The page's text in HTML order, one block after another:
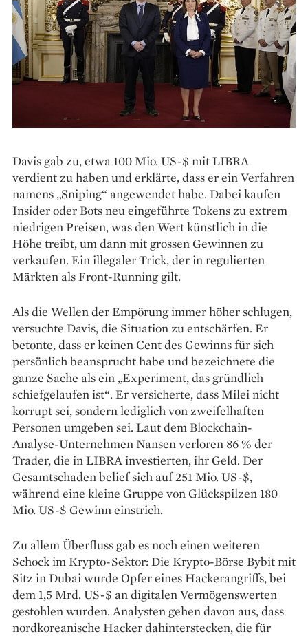
Davis gab zu, etwa 100 Mio. US-$ mit LIBRA
verdient zu haben und erklärte, dass er ein Verfahren
namens „Sniping“ angewendet habe. Dabei kaufen
Insider oder Bots neu eingeführte Tokens zu extrem
niedrigen Preisen, was den Wert künstlich in die
Höhe treibt, um dann mit grossen Gewinnen zu
verkaufen. Ein illegaler Trick, der in regulierten
Märkten als Front-Running gilt.
Als die Wellen der Empörung immer höher schlugen,
versuchte Davis, die Situation zu entschärfen. Er
betonte, dass er keinen Cent des Gewinns für sich
persönlich beansprucht habe und bezeichnete die
ganze Sache als ein „Experiment, das gründlich
schiefgelaufen ist“. Er versicherte, dass Milei nicht
korrupt sei, sondern lediglich von zweifelhaften
Personen umgeben sei. Laut dem Blockchain-
Analyse-Unternehmen Nansen verloren 86 % der
Trader, die in LIBRA investierten, ihr Geld. Der
Gesamtschaden belief sich auf 251 Mio. US-$,
während eine kleine Gruppe von Glückspilzen 180
Mio. US-$ Gewinn einstrich.
Zu allem Überfluss gab es noch einen weiteren
Schock im Krypto-Sektor: Die Krypto-Börse Bybit mit
Sitz in Dubai wurde Opfer eines Hackerangriffs, bei
dem 1,5 Mrd. US-$ an digitalen Vermögenswerten
gestohlen wurden. Analysten gehen davon aus, dass
nordkoreanische Hacker dahinterstecken, die für